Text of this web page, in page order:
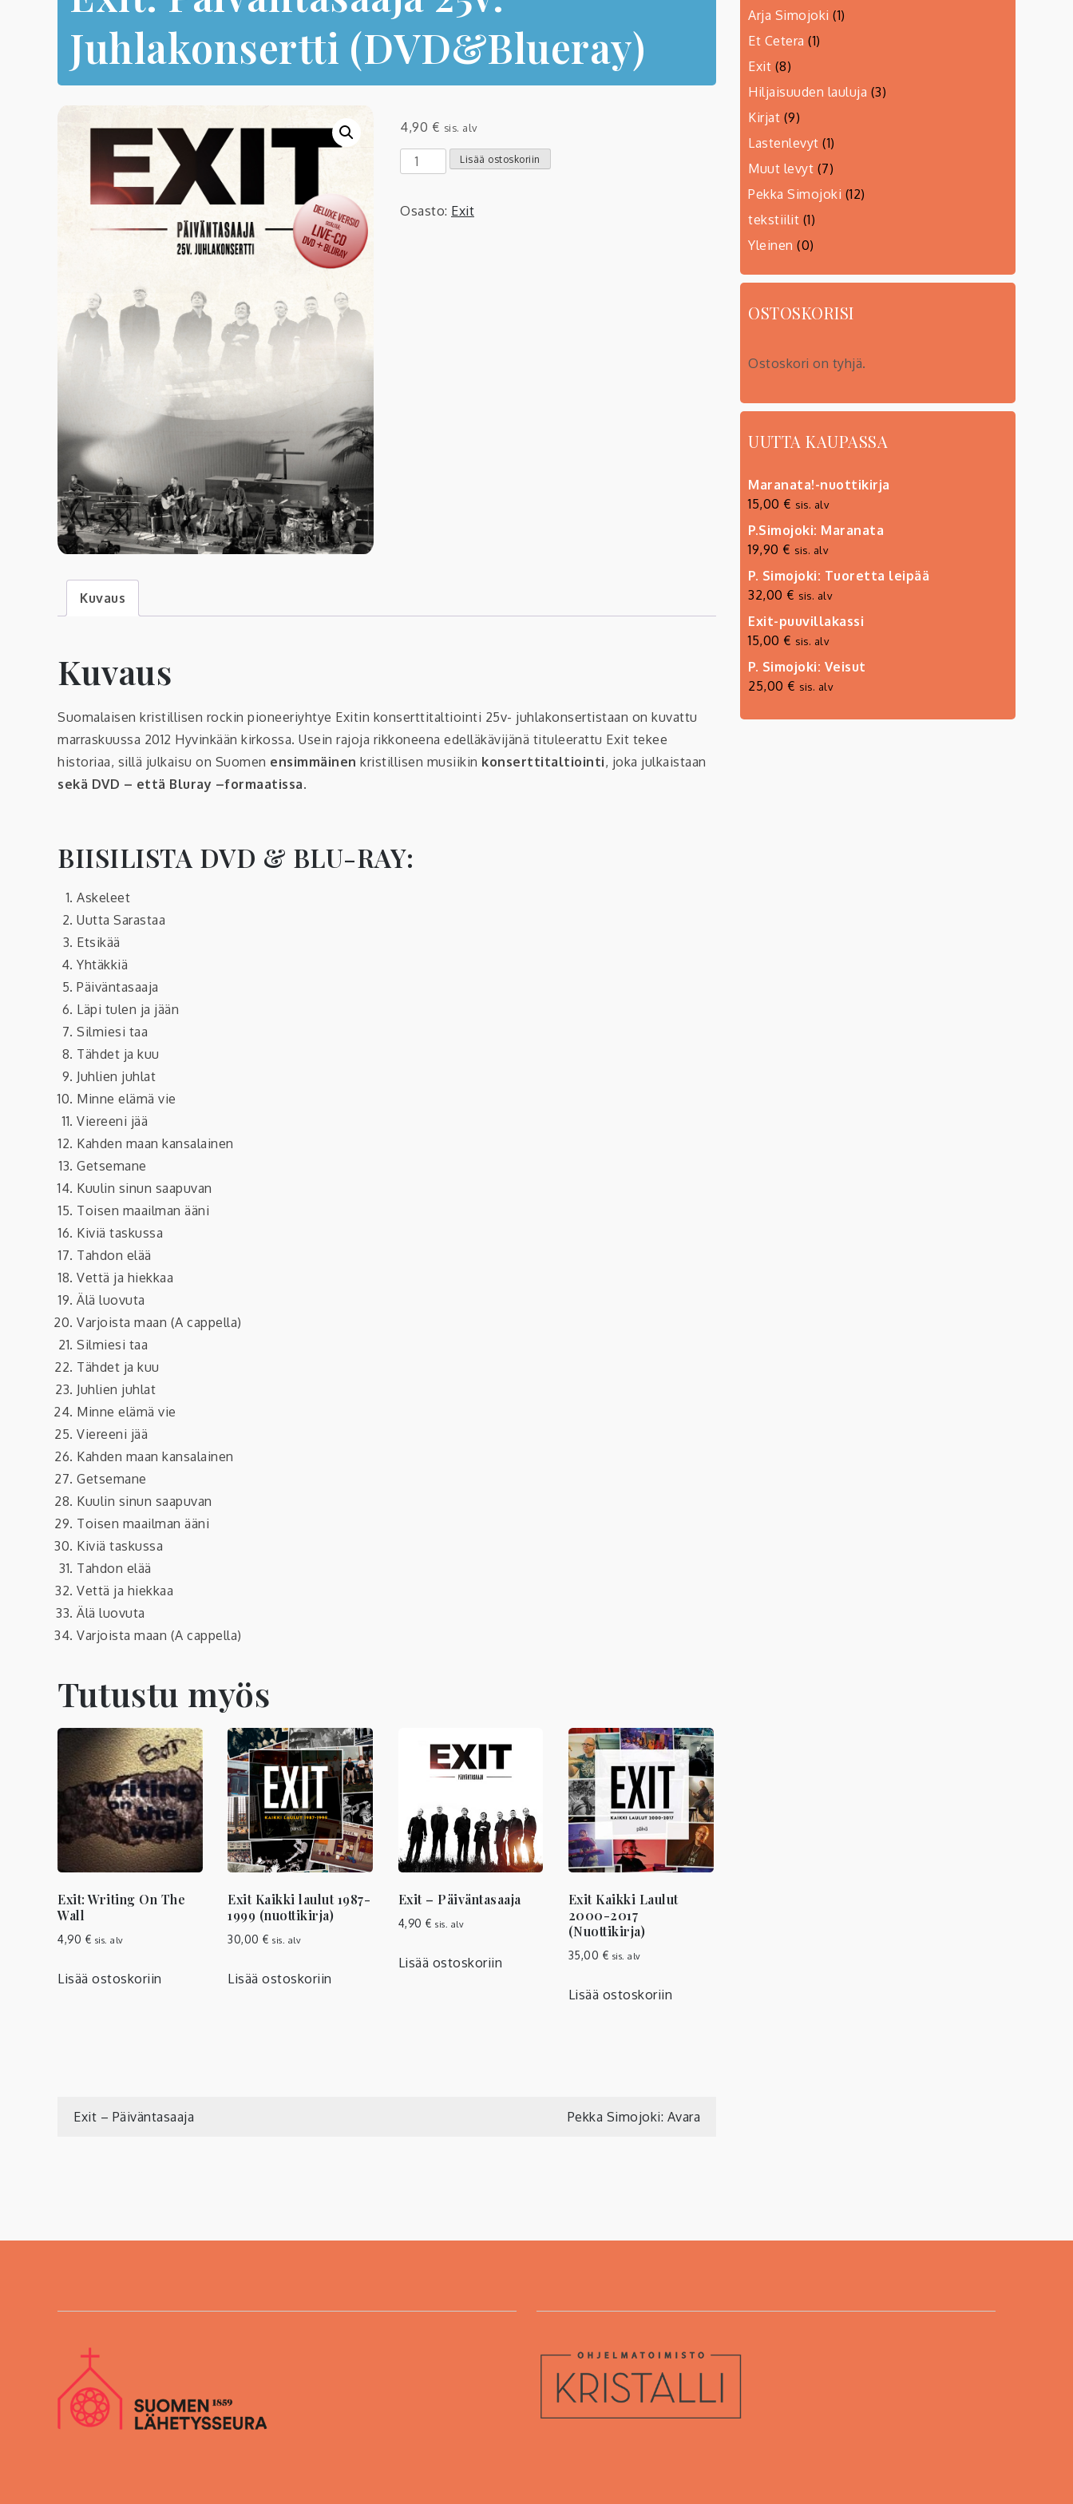
Juhlakonsertti (DVD&Blueray)
4,90 € sis. alv
Exit:
25v.
Lisää ostoskoriin
Osasto: Exit
Kuvaus
Kuvaus
Suomalaisen kristillisen rockin pioneeriyhtye Exitin konserttitaltiointi 25v- juhlakonsertistaan on kuvattu
marraskuussa 2012 Hyvinkään kirkossa. Usein rajoja rikkoneena edelläkävijänä tituleerattu Exit tekee
historiaa, sillä julkaisu on Suomen ensimmäinen kristillisen musiikin konserttitaltiointi, joka julkaistaan
sekä DVD – että Bluray –formaatissa.
BIISILISTA DVD & BLU-RAY:
Askeleet
Uutta Sarastaa
Etsikää
Yhtäkkiä
Päiväntasaaja
Läpi tulen ja jään
Silmiesi taa
Tähdet ja kuu
Juhlien juhlat
Minne elämä vie
Viereeni jää
Kahden maan kansalainen
Getsemane
Kuulin sinun saapuvan
Toisen maailman ääni
Kiviä taskussa
Tahdon elää
Vettä ja hiekkaa
Älä luovuta
Varjoista maan (A cappella)
Silmiesi taa
Tähdet ja kuu
Juhlien juhlat
Minne elämä vie
Viereeni jää
Kahden maan kansalainen
Getsemane
Kuulin sinun saapuvan
Toisen maailman ääni
Kiviä taskussa
Tahdon elää
Vettä ja hiekkaa
Älä luovuta
Varjoista maan (A cappella)
Tutustu myös
Exit: Writing On The
Wall
4,90 € sis. alv
Lisää ostoskoriin
Exit Kaikki laulut 1987-
1999 (nuottikirja)
30,00 € sis. alv
Lisää ostoskoriin
Exit – Päiväntasaaja
4,90 € sis. alv
Lisää ostoskoriin
Exit Kaikki Laulut
2000-2017
(Nuottikirja)
35,00 € sis. alv
Lisää ostoskoriin
Artikkelien
Exit – Päiväntasaaja Pekka Simojoki: Avara
Arja Simojoki (1)
Et Cetera (1)
Exit (8)
Hiljaisuuden lauluja (3)
Kirjat (9)
Lastenlevyt (1)
Muut levyt (7)
Pekka Simojoki (12)
tekstiilit (1)
Yleinen (0)
OSTOSKORISI
Ostoskori on tyhjä.
UUTTA KAUPASSA
Maranata!-nuottikirja
15,00 € sis. alv
P.Simojoki: Maranata
19,90 € sis. alv
P. Simojoki: Tuoretta leipää
32,00 € sis. alv
Exit-puuvillakassi
15,00 € sis. alv
P. Simojoki: Veisut
25,00 € sis. alv